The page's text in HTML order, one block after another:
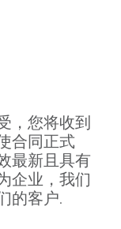
，您将收到
合同正式
最新且具有
企业，我们
的客户.